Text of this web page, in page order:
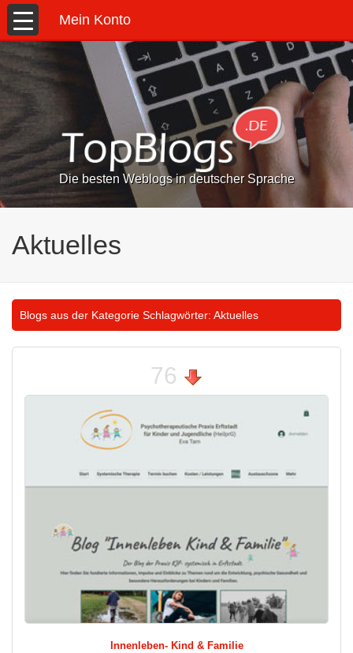
Mein Konto
Die besten Weblogs in deutscher Sprache
Aktuelles
Blogs aus der Kategorie Schlagwörter: Aktuelles
76
Innenleben- Kind & Familie